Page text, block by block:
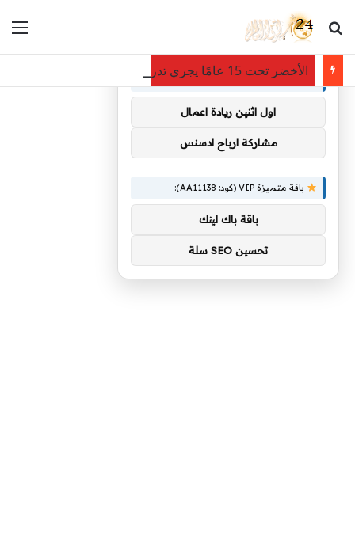
بحث عن
الأخضر تحت 15 عامًا يجري تدريباته في معسكر أبها
توصيات :
باقة متميزة VIP (كود: AA38045):
اول اثنين ريادة اعمال
مشاركة ارباح ادسنس
باقة متميزة VIP (كود: AA11138):
باقة باك لينك
تحسين SEO سلة